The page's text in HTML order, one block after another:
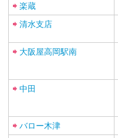
楽蔵
清水支店
大阪屋高岡駅南
中田
バロー木津